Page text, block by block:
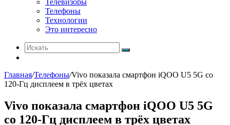
Телевизоры
Телефоны
Технологии
Это интересно
Искать
Главная/Телефоны/Vivo показала смартфон iQOO U5 5G со
120-Гц дисплеем в трёх цветах
Vivo показала смартфон iQOO U5 5G
со 120-Гц дисплеем в трёх цветах